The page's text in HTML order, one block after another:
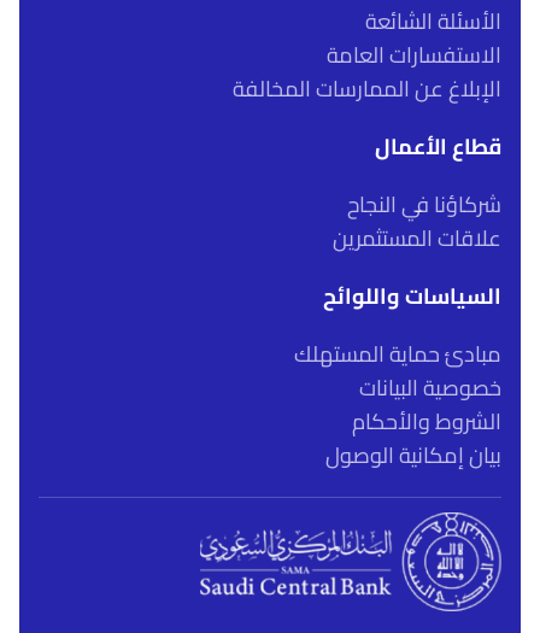
الأسئلة الشائعة
الاستفسارات العامة
الإبلاغ عن الممارسات المخالفة
قطاع الأعمال
شركاؤنا في النجاح
علاقات المستثمرين
السياسات واللوائح
مبادئ حماية المستهلك
خصوصية البيانات
الشروط والأحكام
بيان إمكانية الوصول